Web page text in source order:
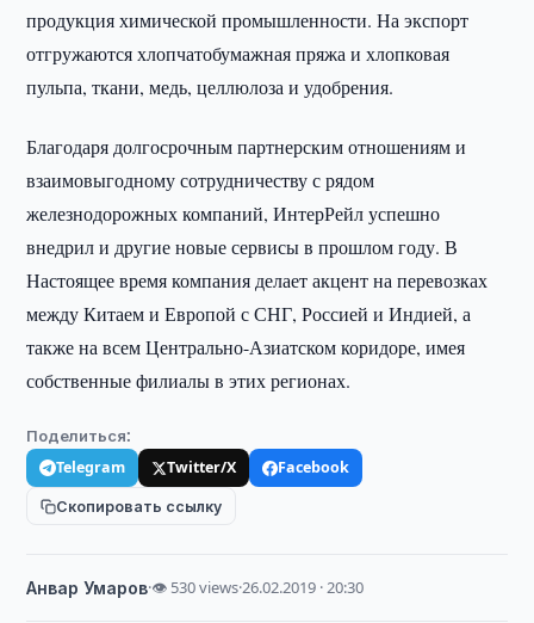
продукция химической промышленности. На экспорт
отгружаются хлопчатобумажная пряжа и хлопковая
пульпа, ткани, медь, целлюлоза и удобрения.
Благодаря долгосрочным партнерским отношениям и
взаимовыгодному сотрудничеству с рядом
железнодорожных компаний, ИнтерРейл успешно
внедрил и другие новые сервисы в прошлом году. В
Настоящее время компания делает акцент на перевозках
между Китаем и Европой с СНГ, Россией и Индией, а
также на всем Центрально-Азиатском коридоре, имея
собственные филиалы в этих регионах.
Поделиться:
Telegram Twitter/X
Facebook
Скопировать ссылку
Анвар Умаров·👁 530 views·26.02.2019 · 20:30